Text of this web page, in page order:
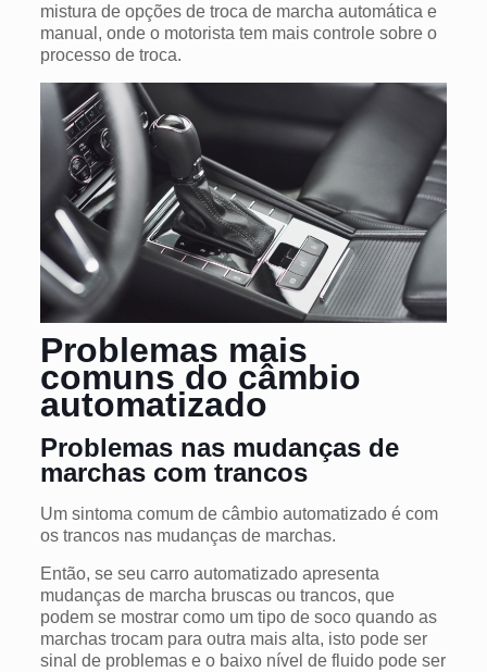
mistura de opções de troca de marcha automática e
manual, onde o motorista tem mais controle sobre o
processo de troca.
Problemas mais
comuns do câmbio
automatizado
Problemas nas mudanças de
marchas com trancos
Um sintoma comum de câmbio automatizado é com
os trancos nas mudanças de marchas.
Então, se seu carro automatizado apresenta
mudanças de marcha bruscas ou trancos, que
podem se mostrar como um tipo de soco quando as
marchas trocam para outra mais alta, isto pode ser
sinal de problemas e o baixo nível de fluido pode ser